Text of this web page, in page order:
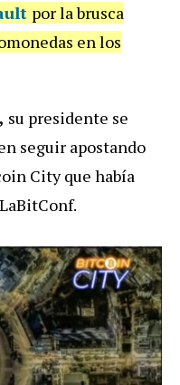
por la brusca
en los
su presidente se
seguir apostando
City que había